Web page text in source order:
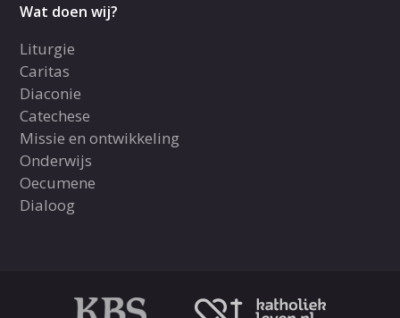
Wat doen wij?
Liturgie
Caritas
Diaconie
Catechese
Missie en ontwikkeling
Onderwijs
Oecumene
Dialoog